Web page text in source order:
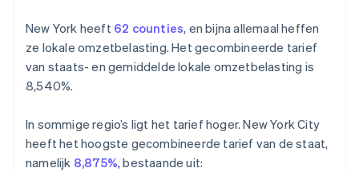
New York heeft 62 counties, en bijna allemaal heffen
ze lokale omzetbelasting. Het gecombineerde tarief
van staats- en gemiddelde lokale omzetbelasting is
8,540%.
In sommige regio’s ligt het tarief hoger. New York City
heeft het hoogste gecombineerde tarief van de staat,
namelijk 8,875%, bestaande uit: